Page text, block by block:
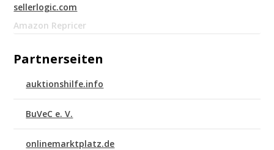
sellerlogic.com
Amazon Repricer
Partnerseiten
auktionshilfe.info
BuVeC e. V.
onlinemarktplatz.de